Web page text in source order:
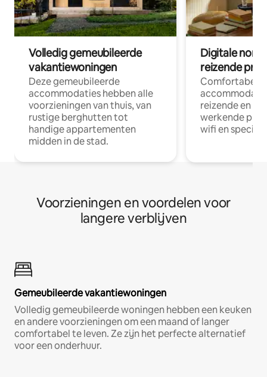
Volledig gemeubileerde
vakantiewoningen
Deze gemeubileerde
accommodaties hebben alle
voorzieningen van thuis, van
rustige berghutten tot
handige appartementen
midden in de stad.
Digitale
reizende
Comfortabele
reizende en
werkende
wifi en
Voorzieningen en voordelen voor
langere verblijven
Gemeubileerde vakantiewoningen
Volledig gemeubileerde woningen hebben een keuken
en andere voorzieningen om een maand of langer
comfortabel te leven. Ze zijn het perfecte alternatief
voor een onderhuur.